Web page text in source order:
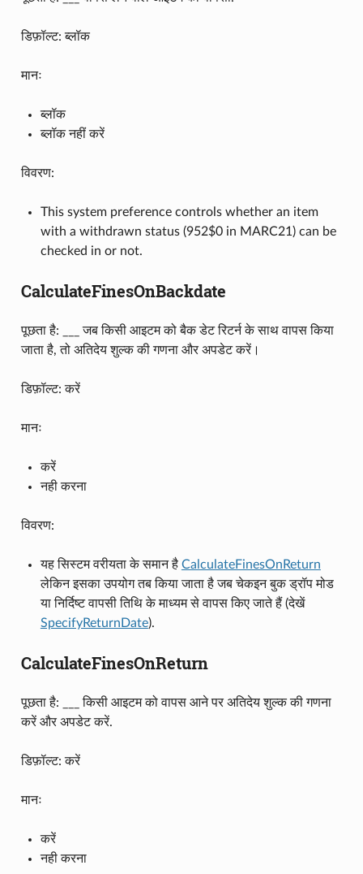
डिफ़ॉल्ट: ब्लॉक
मानः
ब्लॉक
ब्लॉक नहीं करें
विवरण:
This system preference controls whether an item
with a withdrawn status (952$0 in MARC21) can be
checked in or not.
CalculateFinesOnBackdate
पूछता है: ___ जब किसी आइटम को बैक डेट रिटर्न के साथ वापस किया
जाता है, तो अतिदेय शुल्क की गणना और अपडेट करें।
डिफ़ॉल्ट: करें
मानः
करें
नही करना
विवरण:
यह सिस्टम वरीयता के समान है CalculateFinesOnReturn
लेकिन इसका उपयोग तब किया जाता है जब चेकइन बुक ड्रॉप मोड
या निर्दिष्ट वापसी तिथि के माध्यम से वापस किए जाते हैं (देखें
SpecifyReturnDate).
CalculateFinesOnReturn
पूछता है: ___ किसी आइटम को वापस आने पर अतिदेय शुल्क की गणना
करें और अपडेट करें.
डिफ़ॉल्ट: करें
मानः
करें
नही करना